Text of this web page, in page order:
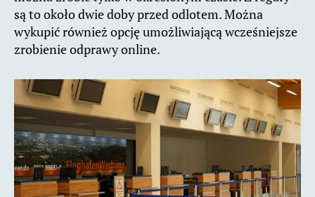
są to około dwie doby przed odlotem. Można
wykupić również opcję umożliwiającą wcześniejsze
zrobienie odprawy online.